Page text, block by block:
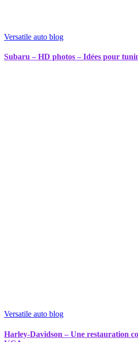
Versatile auto blog
Subaru – HD photos – Idées pour
Versatile auto blog
Harley-Davidson – Une restauration